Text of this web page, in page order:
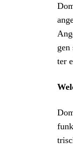
ter